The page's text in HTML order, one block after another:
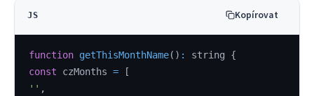
JS Kopírovat
function getThisMonthName( ) : string {
const czMonths =
[
'' ,